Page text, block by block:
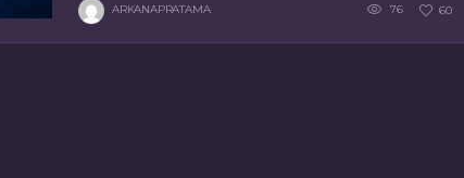
ARKANAPRATAMA 76 60